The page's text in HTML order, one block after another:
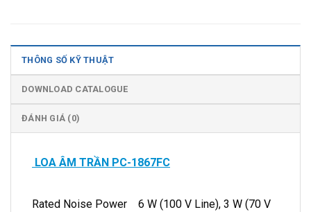
THÔNG SỐ KỸ THUẬT
DOWNLOAD CATALOGUE
ĐÁNH GIÁ (0)
LOA ÂM TRẦN PC-1867FC
Rated Noise Power 6 W (100 V Line), 3 W (70 V